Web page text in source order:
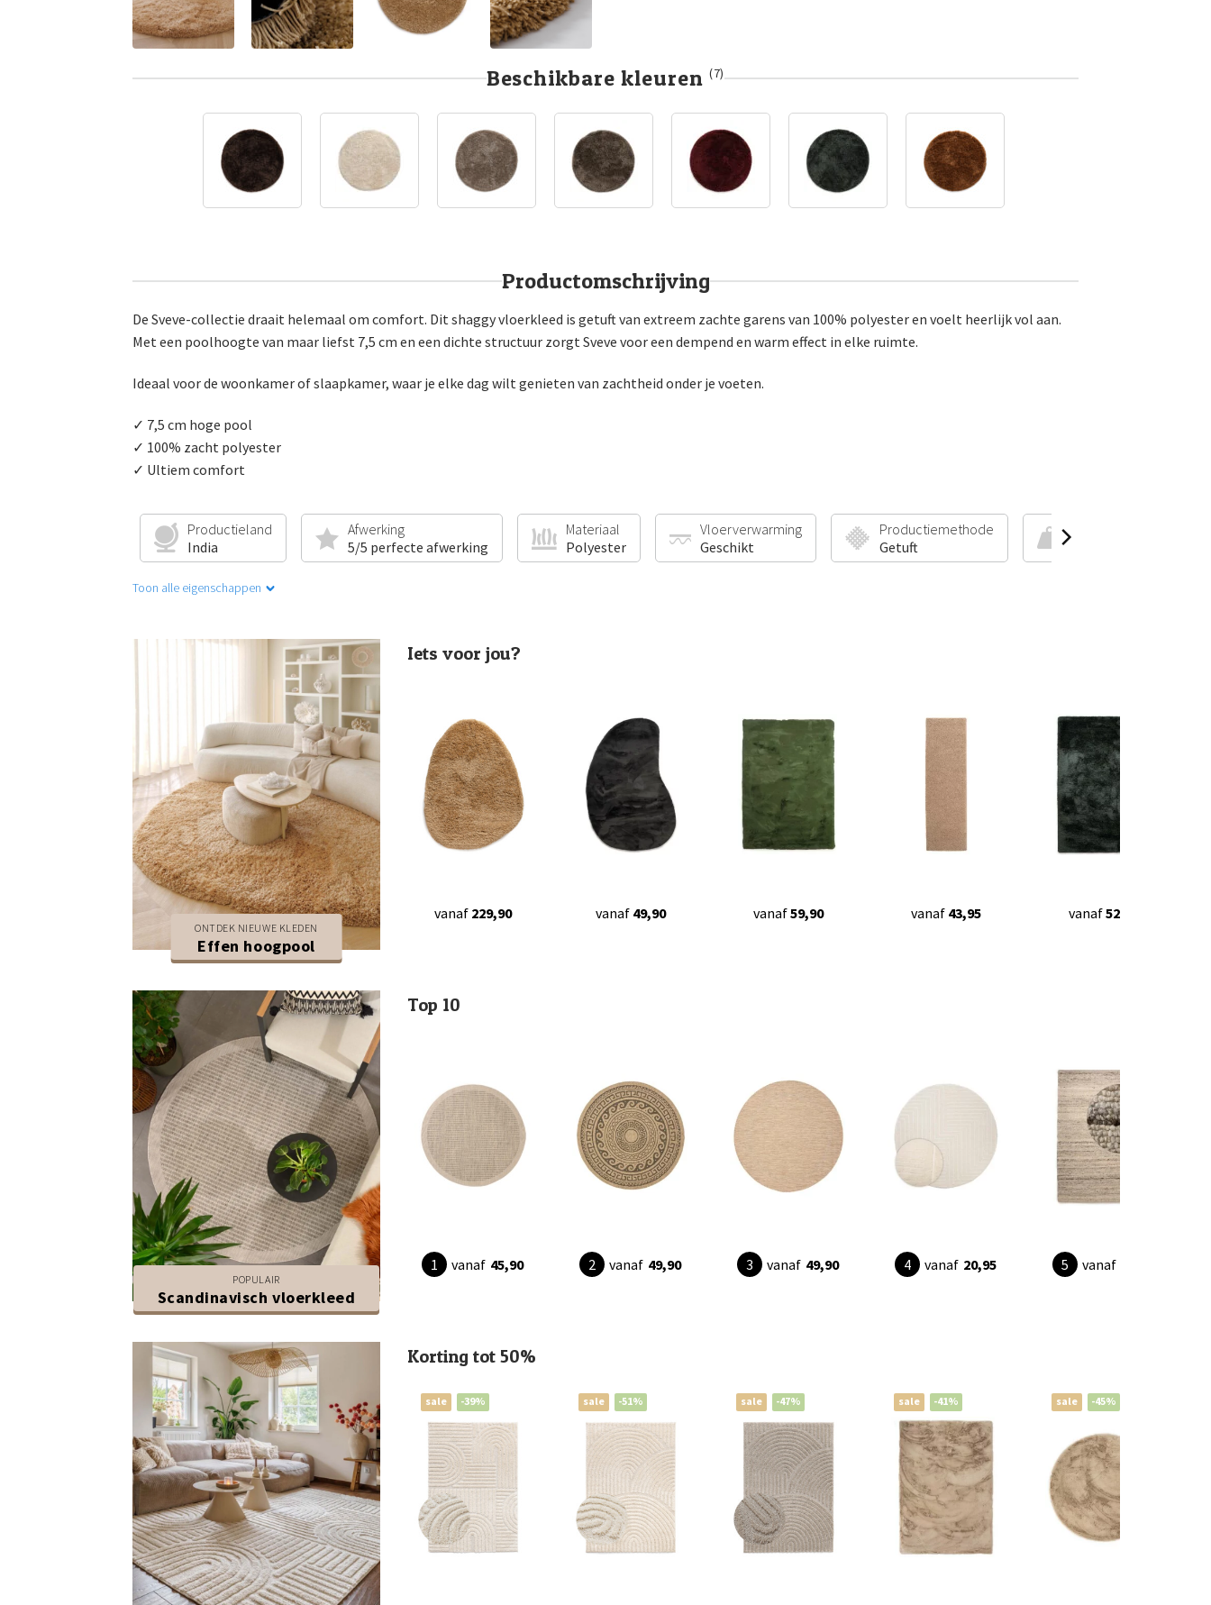
Beschikbare kleuren (7)
Productomschrijving
De Sveve-collectie draait helemaal om comfort. Dit shaggy vloerkleed is getuft van extreem zachte garens van 100% polyester en voelt heerlijk vol aan.
Met een poolhoogte van maar liefst 7,5 cm en een dichte structuur zorgt Sveve voor een dempend en warm effect in elke ruimte.
Ideaal voor de woonkamer of slaapkamer, waar je elke dag wilt genieten van zachtheid onder je voeten.
✓ 7,5 cm hoge pool
✓ 100% zacht polyester
✓ Ultiem comfort
Productieland
India
Afwerking
5/5 perfecte afwerking
Materiaal
Polyester
Vloerverwarming
Geschikt
Productiemethode
Getuft
Toon alle eigenschappen
ONTDEK NIEUWE KLEDEN
Effen hoogpool
Iets voor jou?
vanaf 229,90 vanaf 49,90 vanaf59,90 vanaf 43,95 vanaf52,95
POPULAIR
Scandinavisch vloerkleed
Top 10
vanaf 45,90 vanaf 49,90 vanaf 49,90 vanaf 20,95 vanaf
Korting tot 50%
sale -39% sale -51% sale -47% sale -41% sale -45%